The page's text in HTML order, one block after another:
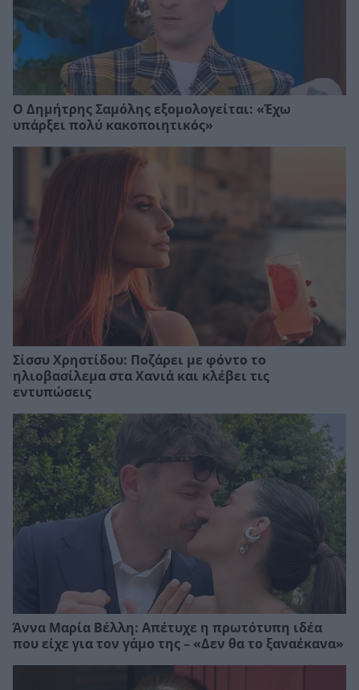
Ο Δημήτρης Σαμόλης εξομολογείται: «Έχω
υπάρξει πολύ κακοποιητικός»
Σίσσυ Χρηστίδου: Ποζάρει με φόντο το
ηλιοβασίλεμα στα Χανιά και κλέβει τις
εντυπώσεις
Άννα Μαρία Βέλλη: Απέτυχε η πρωτότυπη ιδέα
που είχε για τον γάμο της – «Δεν θα το ξαναέκανα»